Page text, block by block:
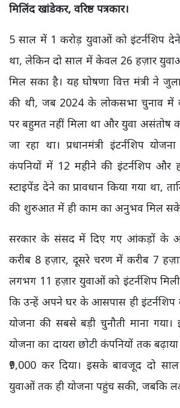
मिलिंद खांडेकर, वरिष्ठ पत्रकार।
5 साल में 1 करोड़ युवाओं को इंटर्नशिप देने
था, लेकिन दो साल में केवल 26 हज़ार
मिल सका है। यह घोषणा वित्त मंत्री ने
की थी, जब 2024 के लोकसभा चुनाव में
पर बहुमत नहीं मिला था और युवा असंतोष
जा रहा था। प्रधानमंत्री इंटर्नशिप
कंपनियों में 12 महीने की इंटर्नशिप और
स्टाइपेंड देने का प्रावधान किया गया था,
की शुरुआत में ही काम का अनुभव मिल
सरकार के संसद में दिए गए आंकड़ों के
करीब 8 हज़ार, दूसरे चरण में करीब 7
लगभग 11 हज़ार युवाओं को इंटर्नशिप
कि उन्हें अपने घर के आसपास ही
योजना की सबसे बड़ी चुनौती माना
योजना का दायरा छोटी कंपनियों तक
₹9,000 कर दिया। इसके बावजूद दो
युवाओं तक ही योजना पहुंच सकी, जबकि